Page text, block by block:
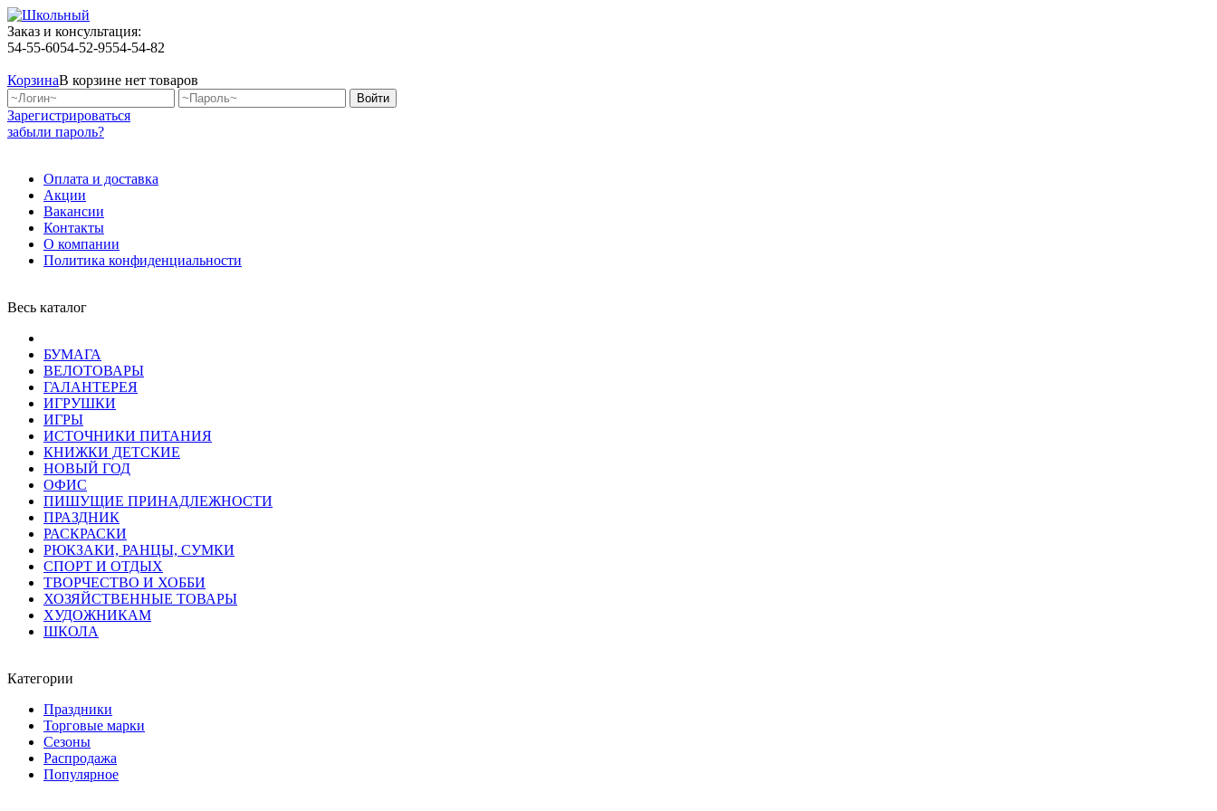
Заказ и консультация:
54-55-6054-52-9554-54-82
КорзинаВ корзине нет товаров
Зарегистрироваться
забыли пароль?
Оплата и доставка
Акции
Вакансии
Контакты
О компании
Политика конфиденциальности
Весь каталог
БУМАГА
ВЕЛОТОВАРЫ
ГАЛАНТЕРЕЯ
ИГРУШКИ
ИГРЫ
ИСТОЧНИКИ ПИТАНИЯ
КНИЖКИ ДЕТСКИЕ
НОВЫЙ ГОД
ОФИС
ПИШУЩИЕ ПРИНАДЛЕЖНОСТИ
ПРАЗДНИК
РАСКРАСКИ
РЮКЗАКИ, РАНЦЫ, СУМКИ
СПОРТ И ОТДЫХ
ТВОРЧЕСТВО И ХОББИ
ХОЗЯЙСТВЕННЫЕ ТОВАРЫ
ХУДОЖНИКАМ
ШКОЛА
Категории
Праздники
Торговые марки
Сезоны
Распродажа
Популярное